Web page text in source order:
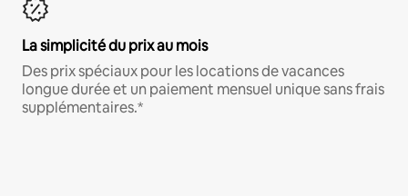
La simplicité du prix au mois
Des prix spéciaux pour les locations de vacances
longue durée et un paiement mensuel unique sans frais
supplémentaires.*